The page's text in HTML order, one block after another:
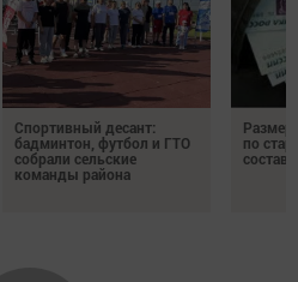
Спортивный десант:
бадминтон, футбол и ГТО
собрали сельские
команды района
Размер
по